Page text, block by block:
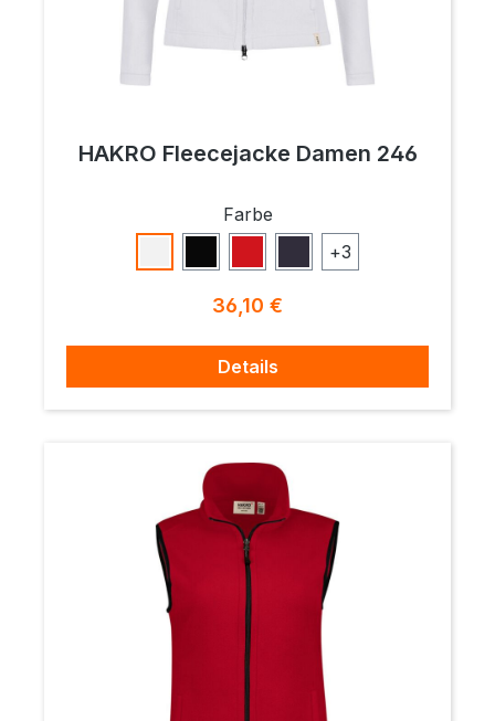
HAKRO Fleecejacke Damen 246
Farbeauswählen
Weiß Schwarz
Rot Anthrazit
+3
Regulärer Preis:
36,10 €
Details